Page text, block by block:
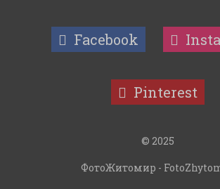
Facebook
Pinterest
© 2025
ФотоЖитомир -